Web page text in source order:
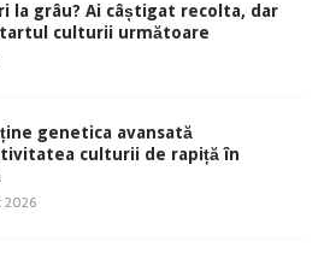
la grâu? Ai câștigat recolta, dar
culturii următoare
genetica avansată
culturii de rapiță în
2026